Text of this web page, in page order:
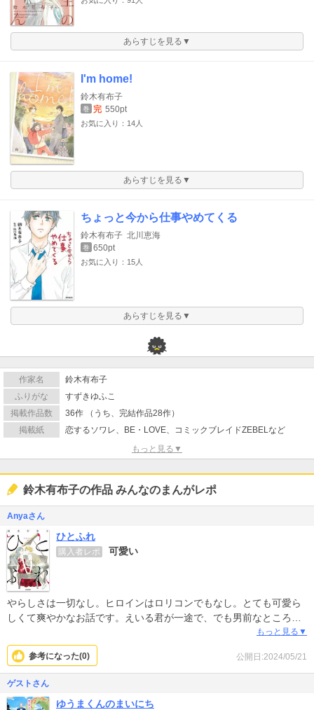
あらすじを見る▼
I'm home!
鈴木有布子
巻 完 550pt
お気に入り：14人
あらすじを見る▼
ちょっと今から仕事やめてくる
鈴木有布子 北川恵海
巻 650pt
お気に入り：15人
あらすじを見る▼
作家名
鈴木有布子
ふりがな
すずきゆふこ
掲載作品数
36作 （うち、完結作品28作）
掲載紙
恋するソワレ、BE・LOVE、コミックブレイドZEBELなど
もっと見る▼
鈴木有布子の作品 みんなのまんがレポ
Anyaさん
ひとふれ
購入者レポ 可愛い
やらしさは一切なし。ヒロインはロリコンでもなし。とても可愛ら
しくて爽やかなお話です。えいる君が一途で、でも男前なところも
あって、可愛い。展開も良く、キャラ構成も良し。最後はハッピー
エンドで良かったけど、ふみ君やあやちゃんとかもその後の話に出
てきてほしかった。せめて２巻はあってほしかったな。
もっと見る▼
公開日:2024/05/21
参考になった(0)
ゲストさん
ゆうまくんのまいにち